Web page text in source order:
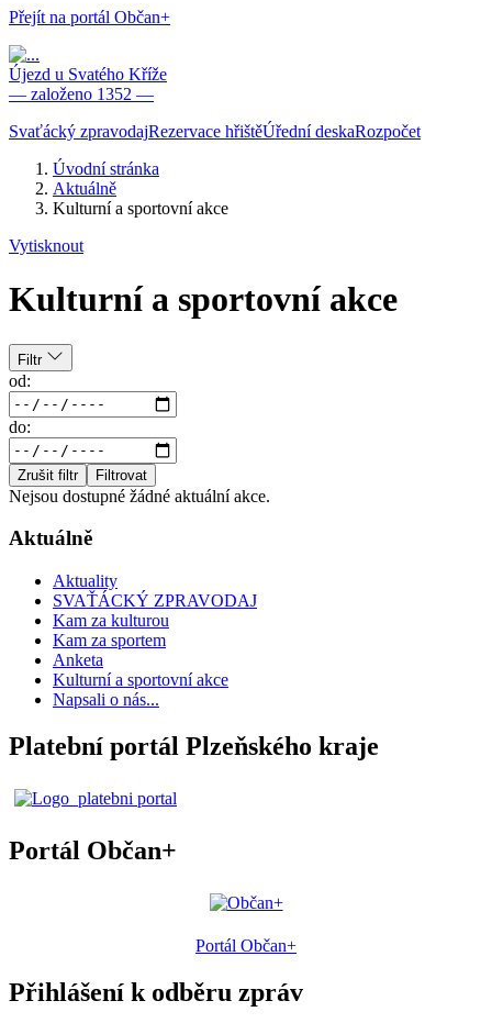
Přejít na portál Občan+
Újezd u Svatého Kříže
— založeno 1352 —
Svaťácký zpravodajRezervace hřištěÚřední deskaRozpočet
Úvodní stránka
Aktuálně
Kulturní a sportovní akce
Vytisknout
Kulturní a sportovní akce
Filtr
od:
do:
Zrušit filtr Filtrovat
Nejsou dostupné žádné aktuální akce.
Aktuálně
Aktuality
SVAŤÁCKÝ ZPRAVODAJ
Kam za kulturou
Kam za sportem
Anketa
Kulturní a sportovní akce
Napsali o nás...
Platební portál Plzeňského kraje
Portál Občan+
Portál Občan+
Přihlášení k odběru zpráv